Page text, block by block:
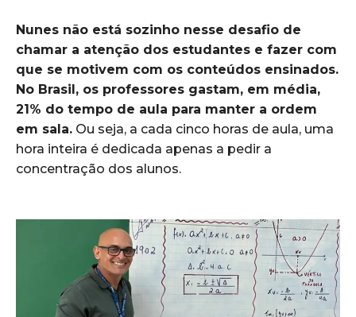
Nunes não está sozinho nesse desafio de
chamar a atenção dos estudantes e fazer com
que se motivem com os conteúdos ensinados.
No Brasil, os professores gastam, em média,
21% do tempo de aula para manter a ordem
em sala. Ou seja, a cada cinco horas de aula, uma
hora inteira é dedicada apenas a pedir a
concentração dos alunos.